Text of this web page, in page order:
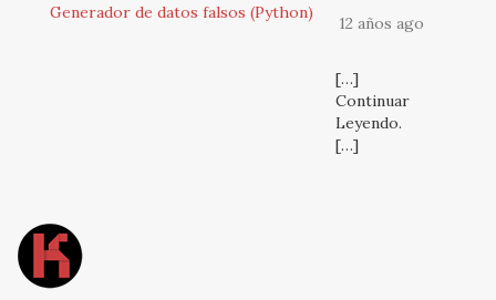
Generador de datos falsos (Python)
12 años ago
[…]
Continuar
Leyendo.
[…]